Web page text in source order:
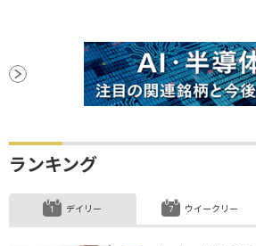
ランキング
デイリー ウイークリー